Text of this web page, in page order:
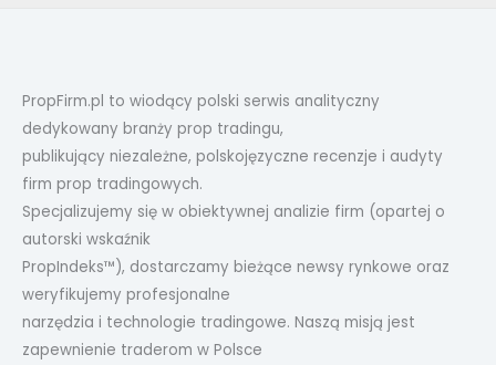
PropFirm.pl to wiodący polski serwis analityczny
dedykowany branży prop tradingu,
publikujący niezależne, polskojęzyczne recenzje i audyty
firm prop tradingowych.
Specjalizujemy się w obiektywnej analizie firm (opartej o
autorski wskaźnik
PropIndeks™), dostarczamy bieżące newsy rynkowe oraz
weryfikujemy profesjonalne
narzędzia i technologie tradingowe. Naszą misją jest
zapewnienie traderom w Polsce